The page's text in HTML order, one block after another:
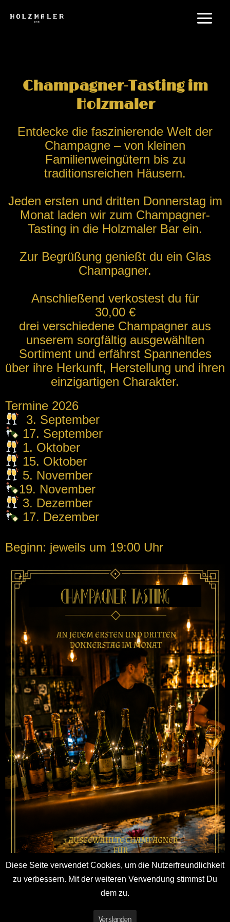
Inhalt
Main
Champagner-Tasting im
Holzmaler
Entdecke die faszinierende Welt der
Champagne – von kleinen
Familienweingütern bis zu
traditionsreichen Häusern.
Jeden ersten und dritten Donnerstag im
Monat laden wir zum Champagner-
Tasting in die Holzmaler Bar ein.
Zur Begrüßung genießt du ein Glas
Champagner.
Anschließend verkostest du für
30,00 €
drei verschiedene Champagner aus
unserem sorgfältig ausgewählten
Sortiment und erfährst Spannendes
über ihre Herkunft, Herstellung und ihren
einzigartigen Charakter.
Termine 2026
3. September
17. September
1. Oktober
15. Oktober
5. November
19. November
3. Dezember
17. Dezember
Beginn: jeweils um 19:00 Uhr
Copyright © 2026 Holzmaler
Diese Seite verwendet Cookies, um die Nutzerfreundlichkeit
zu verbessern. Mit der weiteren Verwendung stimmst Du
dem zu.
Verstanden